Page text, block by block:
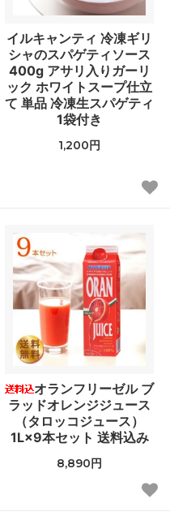
イルキャンティ 冷凍ギリ
シャのスパゲティソース
400g アサリ入りガーリ
ック ホワイトスープ仕立
て 単品 冷凍生スパゲティ
1袋付き
1,200円
オランフリーゼル ブ
ラッドオレンジジュース
（タロッコジュース）
1L×9本セット 送料込み
8,890円